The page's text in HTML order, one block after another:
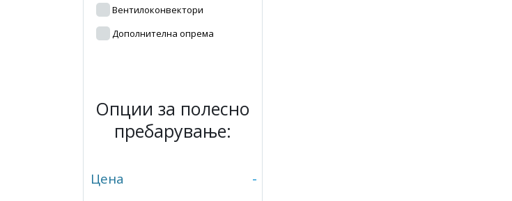
Вентилоконвектори
Дополнителна опрема
Опции за полесно
пребарување:
Цена -